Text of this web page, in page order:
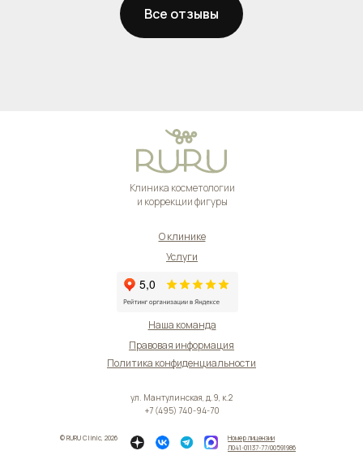
Все отзывы
© RURU Clinic, 2026
Клиника косметологии
и коррекции фигуры
Номер лицензии
Л041-01137-77/00591986
О клинике
Наша команда
Услуги
Прайс
Правовая информация
Политика конфиденциальности
Акции
+7 (495) 740-94-70
ул. Мантулинская, д.9, к.2